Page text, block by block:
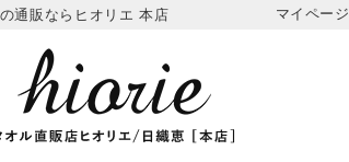
通販ならヒオリエ 本店 マイページ